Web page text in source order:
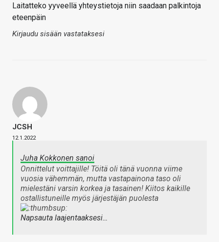
Laitatteko yyveellä yhteystietoja niin saadaan palkintoja
eteenpäin
Kirjaudu sisään vastataksesi
JCSH
12.1.2022
Juha Kokkonen sanoi
Onnittelut voittajille! Töitä oli tänä vuonna viime
vuosia vähemmän, mutta vastapainona taso oli
mielestäni varsin korkea ja tasainen! Kiitos kaikille
ostallistuneille myös järjestäjän puolesta
Napsauta laajentaaksesi…